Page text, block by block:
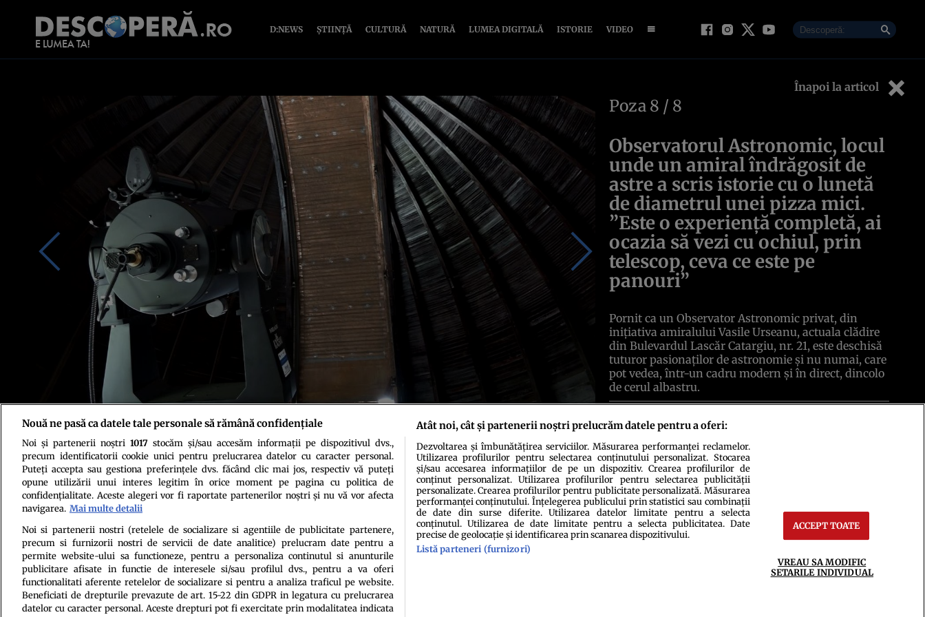
D:NEWS ȘTIINȚĂ CULTURĂ NATURĂ LUMEA DIGITALĂ ISTORIE VIDEO
Înapoi la articol
Poza 8 / 8
Observatorul Astronomic, locul
unde un amiral îndrăgosit de
astre a scris istorie cu o lunetă
de diametrul unei pizza mici.
”Este o experienţă completă, ai
ocazia să vezi cu ochiul, prin
telescop, ceva ce este pe
panouri”
Pornit ca un Observator Astronomic privat, din
iniţiativa amiralului Vasile Urseanu, actuala clădire
din Bulevardul Lascăr Catargiu, nr. 21, este deschisă
tuturor pasionaţilor de astronomie şi nu numai, care
pot vedea, într-un cadru modern şi în direct, dincolo
de cerul albastru.
Politica de confidenţialitatePolitica de cookiesTermeni şi condiţiiEchipa redacționalăContactSetări Cookies
Citarea se poate face în limita a 250 de semne. Nici o instituţie sau persoană (site-uri, instituţii mass-media, firme de monitorizare) nu poate reproduce integral scrierile publicistice purtătoare de Drepturi de Autor.
Nouă ne pasă ca datele tale personale să rămână confidențiale
Noi și partenerii noștri 1017stocăm și/sau accesăm informații pe dispozitivul dvs.,
precum identificatorii cookie unici pentru prelucrarea datelor cu caracter personal.
Puteți accepta sau gestiona preferințele dvs. făcând clic mai jos, respectiv vă puteți
opune utilizării unui interes legitim în orice moment pe pagina cu politica de
confidențialitate. Aceste alegeri vor fi raportate partenerilor noștri și nu vă vor afecta
navigarea. Mai multe detalii
Noi si partenerii nostri (retelele de socializare si agentiile de publicitate partenere,
precum si furnizorii nostri de servicii de date analitice) prelucram date pentru a
permite website-ului sa functioneze, pentru a personaliza continutul si anunturile
publicitare afisate in functie de interesele si/sau profilul dvs., pentru a va oferi
functionalitati aferente retelelor de socializare si pentru a analiza traficul pe website.
Beneficiati de drepturile prevazute de art. 15-22 din GDPR in legatura cu prelucrarea
datelor cu caracter personal. Aceste drepturi pot fi exercitate prin modalitatea indicata
Atât noi, cât și partenerii noștri prelucrăm datele pentru a oferi:
Dezvoltarea și îmbunătățirea serviciilor. Măsurarea performanței reclamelor.
Utilizarea profilurilor pentru selectarea conținutului personalizat. Stocarea
și/sau accesarea informațiilor de pe un dispozitiv. Crearea profilurilor de
conținut personalizat. Utilizarea profilurilor pentru selectarea publicității
personalizate. Crearea profilurilor pentru publicitate personalizată. Măsurarea
performanței conținutului. Înțelegerea publicului prin statistici sau combinații
de date din surse diferite. Utilizarea datelor limitate pentru a selecta
conținutul. Utilizarea de date limitate pentru a selecta publicitatea. Date
precise de geolocație și identificarea prin scanarea dispozitivului.
Listă parteneri (furnizori)
ACCEPT TOATE
VREAU SA MODIFIC
SETARILE INDIVIDUAL